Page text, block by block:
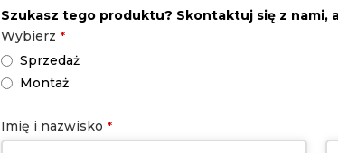
Szukasz tego produktu? Skontaktuj się z nami,
Wybierz *
Sprzedaż
Montaż
Imię i nazwisko *